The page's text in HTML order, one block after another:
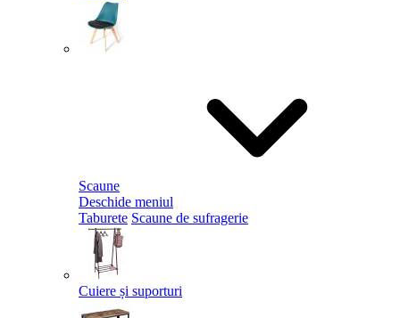
Scaune
Deschide meniul
Taburete Scaune de sufragerie
Cuiere și suporturi